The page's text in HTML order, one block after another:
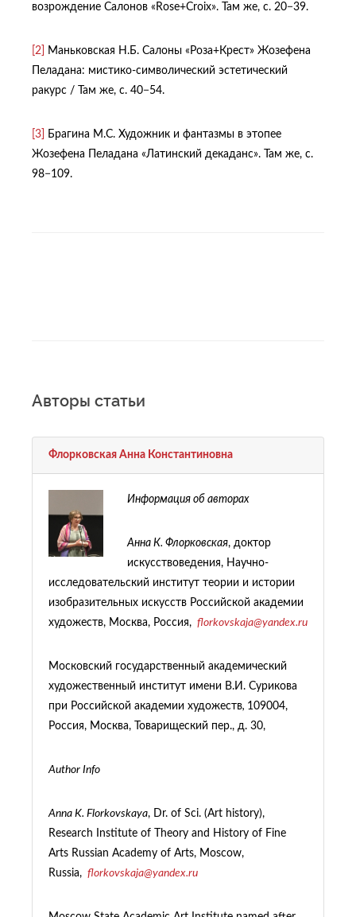
возрождение Салонов «Rose+Croix». Там же, с. 20−39.
[2]
Маньковская Н.Б. Салоны «Роза+Крест» Жозефена
Пеладана: мистико-символический эстетический
ракурс / Там же, с. 40−54.
[3]
Брагина М.С. Художник и фантазмы в этопее
Жозефена Пеладана «Латинский декаданс». Там же, с.
98−109.
Авторы статьи
Флорковская Анна Константиновна
Информация об авторах
Анна К. Флорковская, доктор
искусствоведения, Научно-
исследовательский институт теории и истории
изобразительных искусств Российской академии
художеств, Москва, Россия, florkovskaja@yandex.ru
Московский государственный академический
художественный институт имени В.И. Сурикова
при Российской академии художеств, 109004,
Россия, Москва, Товарищеский пер., д. 30,
Author Info
Anna K. Florkovskaya, Dr. of Sci. (Art history),
Research Institute of Theory and History of Fine
Arts Russian Academy of Arts, Moscow,
Russia, florkovskaja@yandex.ru